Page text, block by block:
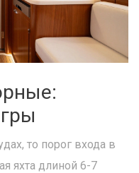
то порог входа в
яхта длиной 6-7